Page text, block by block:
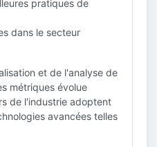
pratiques de
dans le secteur
et de l'analyse de
métriques évolue
de l'industrie adoptent
avancées telles